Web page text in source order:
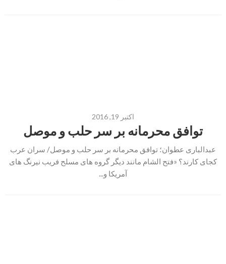
اکتبر 19, 2016
توافق محرمانه بر سر حلب و موصل
عبدالباری عطوان؛ توافق محرمانه بر سر حلب و موصل/ سران عرب
کجای کارند؟ «فتح الشام مانند دیگر گروه های مسلح فریب نیرنگ های
آمریکا و...